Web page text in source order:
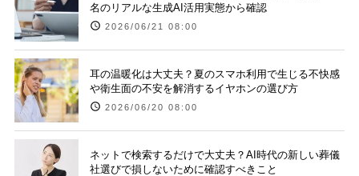
名のリアルな生成AI活用実態から確認
2026/06/21 08:00
耳の温暖化は大丈夫？夏のスマホ利用で生じる不快感
や衛生面の不安を解消するイヤホンの選び方
2026/06/20 08:00
ネットで検索するだけで大丈夫？AI時代の新しい葬儀
社選びで損しないために確認すべきこと